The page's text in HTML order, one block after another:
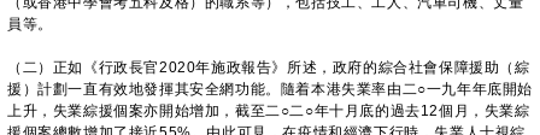
員等。
（二）正如《行政長官2020年施政報告》所述，政府的綜合社會保障援助（綜
援）計劃一直有效地發揮其安全網功能。隨着本港失業率由二○一九年年底開始
上升，失業綜援個案亦開始增加，截至二○二○年十月底的過去12個月，失業綜